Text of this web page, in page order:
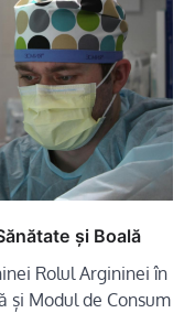
și Boală
Rolul Argininei în
și Modul de Consum